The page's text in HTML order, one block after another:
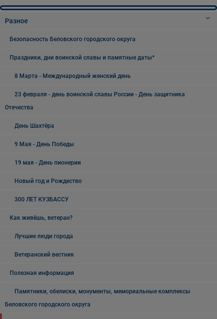
Разное
Безопасность Беловского городского округа
Праздники, дни воинской славы и памятные даты*
8 Марта - Международный женский день
23 февраля - день воинской славы России - День защитника
Отечества
День Шахтёра
9 Мая - День Победы
19 мая - День пионерии
Новый год и Рождество
300 ЛЕТ КУЗБАССУ
Как живёшь, ветеран?
Лучшие люди города
Ветеранский вестник
Полезная информация
Памятники, обелиски, монументы, мемориальные комплексы
Беловского городского округа